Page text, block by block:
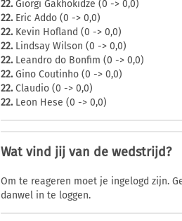
22.Giorgi Gakhokidze (0 -> 0,0)
22.Eric Addo (0 -> 0,0)
22.Kevin Hofland (0 -> 0,0)
22.Lindsay Wilson (0 -> 0,0)
22.Leandro do Bonfim (0 -> 0,0)
22.Gino Coutinho (0 -> 0,0)
22.Claudio (0 -> 0,0)
22.Leon Hese (0 -> 0,0)
Wat vind jij van de wedstrijd?
Om te reageren moet je ingelogd zijn.
danwel in te loggen.